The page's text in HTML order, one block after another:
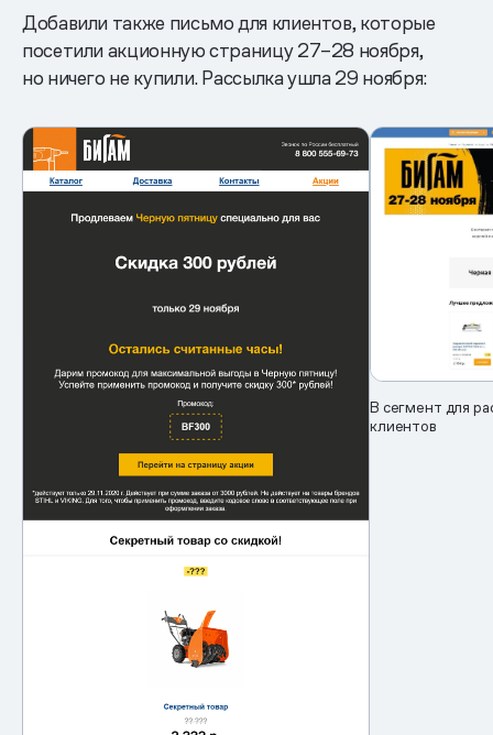
Добавили также письмо для клиентов, которые
посетили акционную страницу 27–28 ноября,
но ничего не купили. Рассылка ушла 29 ноября:
В сегмент для
клиентов